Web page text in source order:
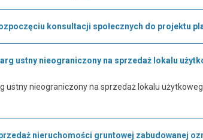
konsultacji społecznych do projektu
ustny nieograniczony na sprzedaż lokalu
ustny nieograniczony na sprzedaż lokalu
nieruchomości gruntowej zabudowanej